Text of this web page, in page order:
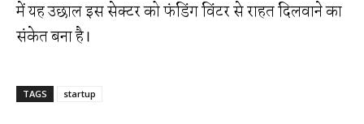
में यह उछाल इस सेक्टर को फंडिंग विंटर से राहत दिलवाने का
संकेत बना है।
TAGS startup